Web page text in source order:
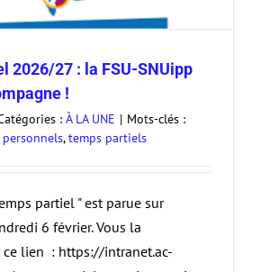
2026/27 : la FSU-SNUipp
!
: À LA UNE | Mots-clés :
,temps partiels
partiel " est parue sur
6 février. Vous la
ce lien : https://intranet.ac-